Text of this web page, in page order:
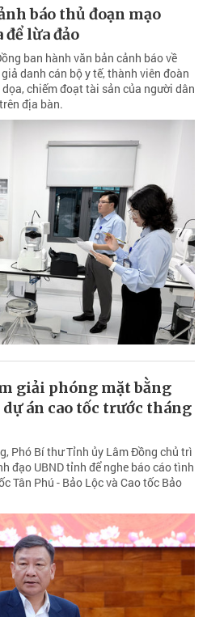
báo thủ đoạn mạo
lừa đảo
ban hành văn bản cảnh báo về
danh cán bộ y tế, thành viên đoàn
chiếm đoạt tài sản của người dân
địa bàn.
giải phóng mặt bằng
dự án cao tốc trước tháng
Phó Bí thư Tỉnh ủy Lâm Đồng chủ trì
đạo UBND tỉnh để nghe báo cáo tình
Tân Phú - Bảo Lộc và Cao tốc Bảo